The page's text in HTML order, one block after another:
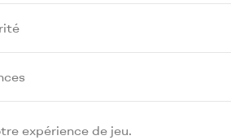
expérience de jeu.